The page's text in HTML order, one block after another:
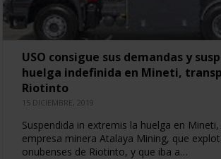
USO consigue sus demandas y
huelga indefinida en Mineti,
Riotinto
15 DICIEMBRE, 2019
Suspendida in extremis la huelga en
empresa minera Atalaya Mining, que
onubenses de Riotinto, y que iba a…